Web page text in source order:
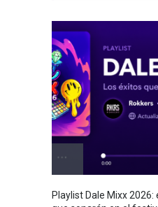
Playlist Dale Mixx